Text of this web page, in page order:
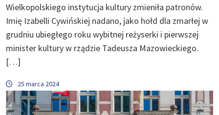
Wielkopolskiego instytucja kultury zmieniła patronów.
Imię Izabelli Cywińskiej nadano, jako hołd dla zmarłej w
grudniu ubiegłego roku wybitnej reżyserki i pierwszej
minister kultury w rządzie Tadeusza Mazowieckiego.
[…]
25 marca 2024